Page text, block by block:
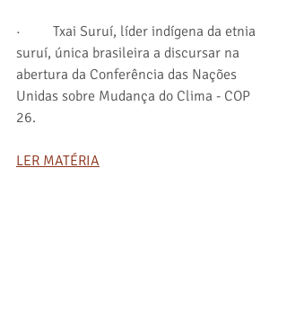
·         Txai Suruí, líder indígena da etnia
suruí, única brasileira a discursar na
abertura da Conferência das Nações
Unidas sobre Mudança do Clima - COP
26.
LER MATÉRIA